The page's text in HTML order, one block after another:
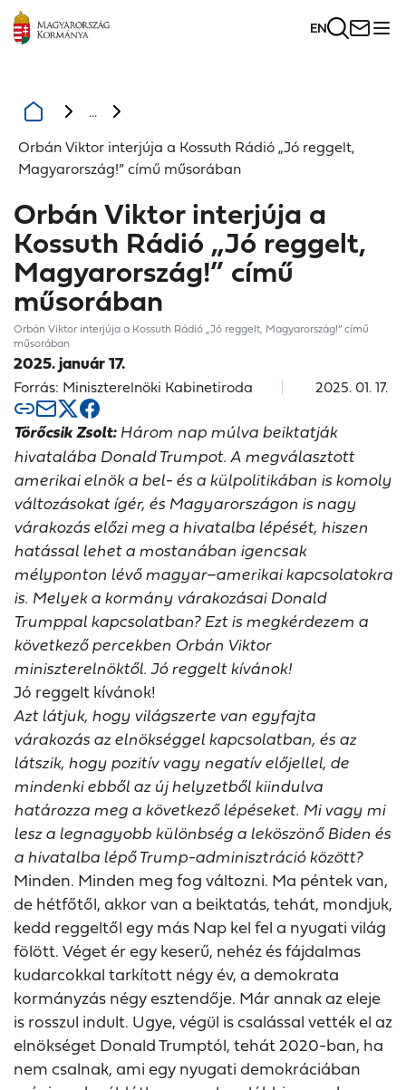
EN
...
Orbán Viktor interjúja a Kossuth Rádió „Jó reggelt,
Magyarország!” című műsorában
Orbán Viktor interjúja a
Kossuth Rádió „Jó reggelt,
Magyarország!” című
műsorában
Orbán Viktor interjúja a Kossuth Rádió „Jó reggelt, Magyarország!” című
műsorában
2025. január 17.
Forrás: Miniszterelnöki Kabinetiroda 2025. 01. 17.
Törőcsik Zsolt:Három nap múlva beiktatják
hivatalába Donald Trumpot. A megválasztott
amerikai elnök a bel- és a külpolitikában is komoly
változásokat ígér, és Magyarországon is nagy
várakozás előzi meg a hivatalba lépését, hiszen
hatással lehet a mostanában igencsak
mélyponton lévő magyar–amerikai kapcsolatokra
is. Melyek a kormány várakozásai Donald
Trumppal kapcsolatban? Ezt is megkérdezem a
következő percekben Orbán Viktor
miniszterelnöktől. Jó reggelt kívánok!
Jó reggelt kívánok!
Azt látjuk, hogy világszerte van egyfajta
várakozás az elnökséggel kapcsolatban, és az
látszik, hogy pozitív vagy negatív előjellel, de
mindenki ebből az új helyzetből kiindulva
határozza meg a következő lépéseket. Mi vagy mi
lesz a legnagyobb különbség a leköszönő Biden és
a hivatalba lépő Trump-adminisztráció között?
Minden. Minden meg fog változni. Ma péntek van,
de hétfőtől, akkor van a beiktatás, tehát, mondjuk,
kedd reggeltől egy más Nap kel fel a nyugati világ
fölött. Véget ér egy keserű, nehéz és fájdalmas
kudarcokkal tarkított négy év, a demokrata
kormányzás négy esztendője. Már annak az eleje
is rosszul indult. Ugye, végül is csalással vették el az
elnökséget Donald Trumptól, tehát 2020-ban, ha
nem csalnak, ami egy nyugati demokráciában